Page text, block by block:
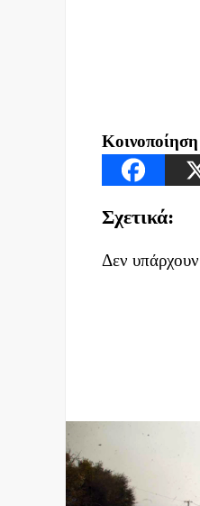
Κοινοποίηση
Σχετικά:
Δεν υπάρχουν